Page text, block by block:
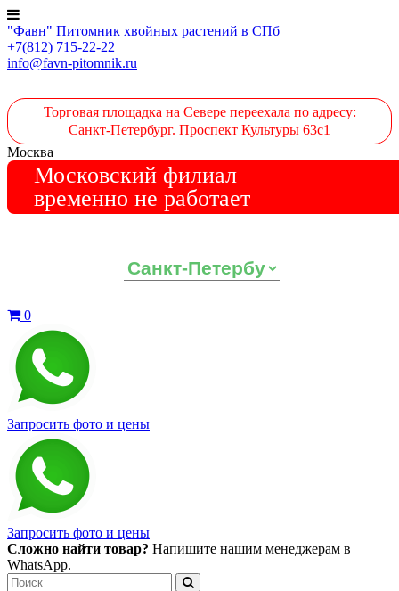
"Фавн" Питомник хвойных растений в СПб
+7(812) 715-22-22
info@favn-pitomnik.ru
Торговая площадка на Севере переехала по адресу:
Санкт-Петербург. Проспект Культуры 63с1
Москва
Московский филиал
временно не работает
0
Запросить фото и цены
Запросить фото и цены
Сложно найти товар? Напишите нашим менеджерам в
WhatsApp.